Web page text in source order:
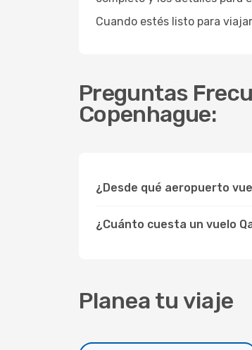
Cuando estés listo para
Preguntas
Copenhague:
¿Desde qué aeropuerto
¿Cuánto cuesta un vuelo
Planea tu viaje